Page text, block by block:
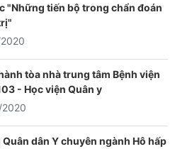
"Những tiến bộ trong chẩn đoán
tòa nhà trung tâm Bệnh viện
- Học viện Quân y
dân Y chuyên ngành Hô hấp